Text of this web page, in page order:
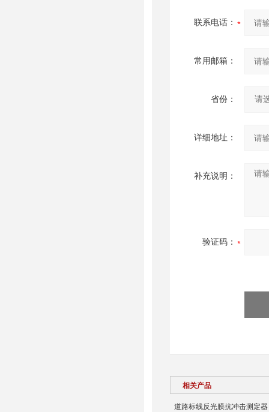
联系电话：
常用邮箱：
省份：
详细地址：
补充说明：
验证码：
相关产品
道路标线反光膜抗冲击测定器